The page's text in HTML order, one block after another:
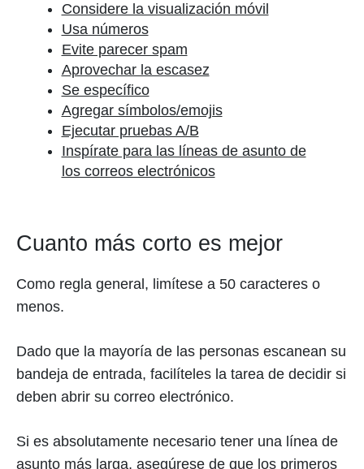
Considere la visualización móvil
Usa números
Evite parecer spam
Aprovechar la escasez
Se específico
Agregar símbolos/emojis
Ejecutar pruebas A/B
Inspírate para las líneas de asunto de
los correos electrónicos
Cuanto más corto es mejor
Como regla general, limítese a 50 caracteres o
menos.
Dado que la mayoría de las personas escanean su
bandeja de entrada, facilíteles la tarea de decidir si
deben abrir su correo electrónico.
Si es absolutamente necesario tener una línea de
asunto más larga, asegúrese de que los primeros